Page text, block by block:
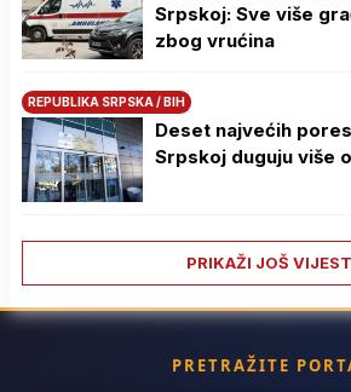
Srpskoj: Sve više
zbog vrućina
REPUBLIKA SRPSKA / BIH
Deset najvećih
Srpskoj duguju više
PRIKAŽI JOŠ
PRETRAŽITE